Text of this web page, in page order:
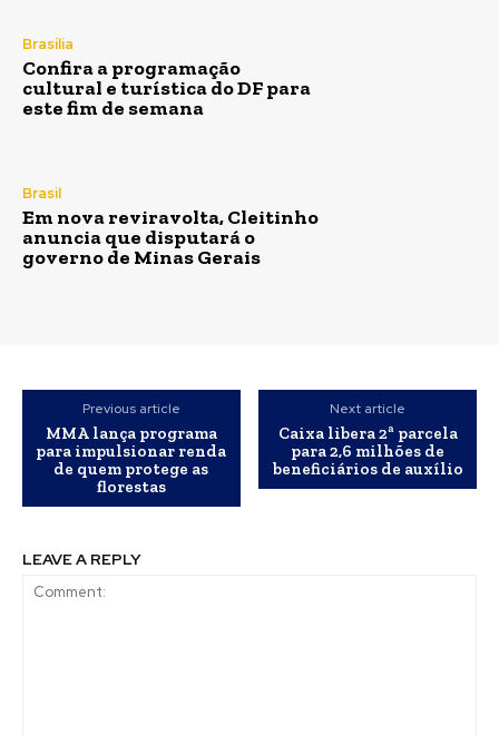
Brasília
Confira a programação
cultural e turística do DF para
este fim de semana
Brasil
Em nova reviravolta, Cleitinho
anuncia que disputará o
governo de Minas Gerais
Previous article
MMA lança programa
para impulsionar renda
de quem protege as
florestas
Next article
Caixa libera 2ª parcela
para 2,6 milhões de
beneficiários de auxílio
LEAVE A REPLY